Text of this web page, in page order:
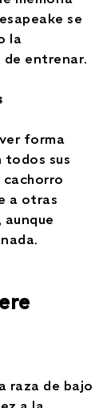
se
la
de entrenar.
forma
todos sus
cachorro
a otras
raza de bajo